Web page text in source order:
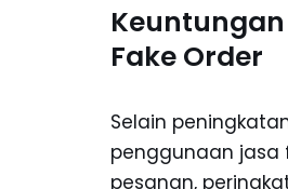
Fake Order
Selain
penggunaan jasa
pesanan,